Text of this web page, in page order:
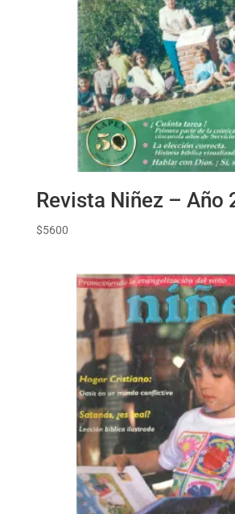
Revista Niñez – Año
$5600